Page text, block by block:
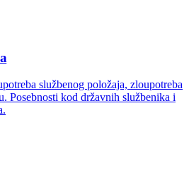
službenog položaja, zloupotreba
Posebnosti kod državnih službenika i